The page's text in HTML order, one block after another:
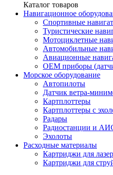
Каталог товаров
Навигационное
Спортивные
Туристические
Мотоциклетные
Автомобильные
Авиационные
OEM приборы
Морское оборудование
Автопилоты
Датчик ветра-
Картплоттеры
Картплоттеры с
Радары
Радиостанции и
Эхолоты
Расходные материалы
Картриджи для
Картриджи для